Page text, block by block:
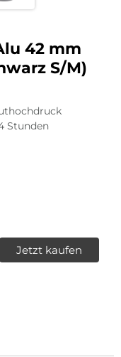
42 mm
S/M)
Stunden
Jetzt kaufen